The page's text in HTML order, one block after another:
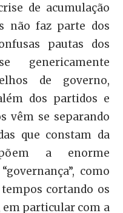
de acumulação
não faz parte dos
pautas dos
genericamente
de governo,
dos partidos e
vêm se separando
que constam da
a enorme
como
cortando os
em particular com a